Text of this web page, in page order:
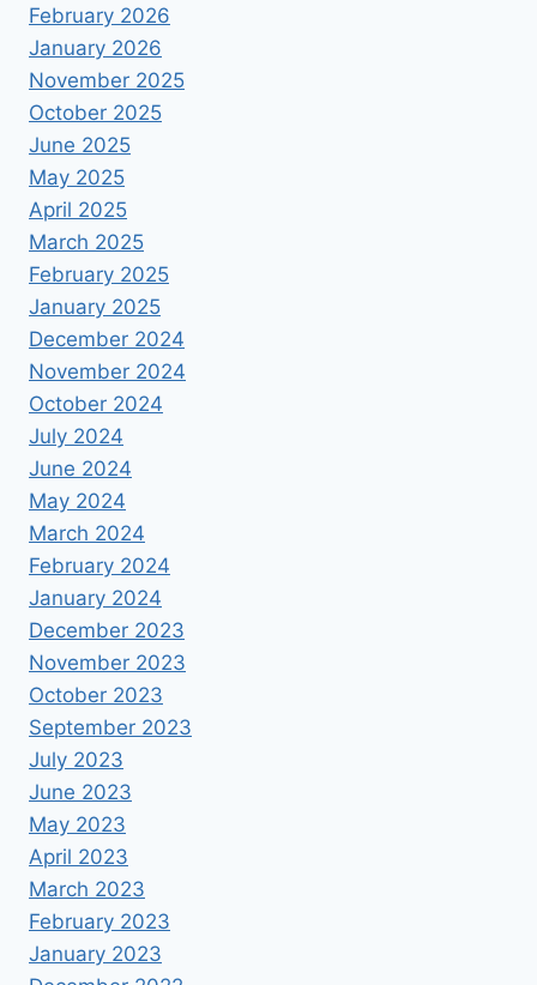
February 2026
January 2026
November 2025
October 2025
June 2025
May 2025
April 2025
March 2025
February 2025
January 2025
December 2024
November 2024
October 2024
July 2024
June 2024
May 2024
March 2024
February 2024
January 2024
December 2023
November 2023
October 2023
September 2023
July 2023
June 2023
May 2023
April 2023
March 2023
February 2023
January 2023